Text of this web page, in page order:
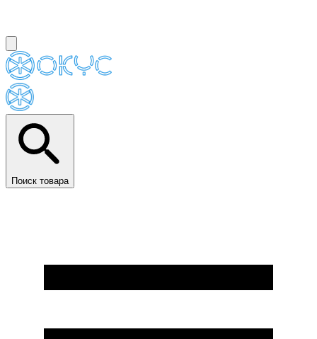
Поиск товара